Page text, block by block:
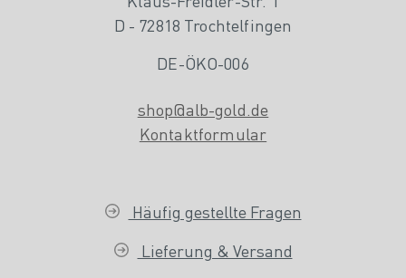
D - 72818 Trochtelfingen
DE-ÖKO-006
shop@alb-gold.de
Kontaktformular
Häufig gestellte Fragen
Lieferung & Versand